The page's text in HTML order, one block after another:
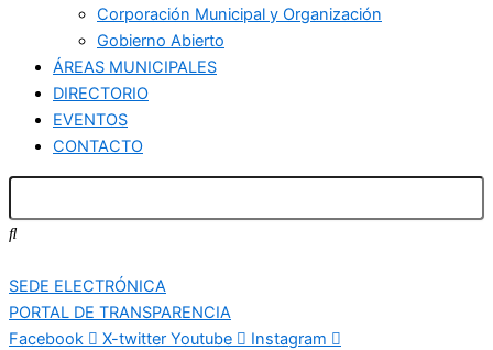
Corporación Municipal y Organización
Gobierno Abierto
ÁREAS MUNICIPALES
DIRECTORIO
EVENTOS
CONTACTO
SEDE ELECTRÓNICA
PORTAL DE TRANSPARENCIA
Facebook
X-twitter Youtube Instagram